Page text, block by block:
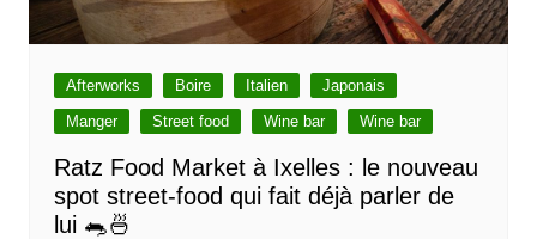
Afterworks Boire Italien
Japonais
Manger
Street food Wine bar Wine bar
Ratz Food Market à Ixelles : le nouveau
spot street-food qui fait déjà parler de
lui 🐀🍜